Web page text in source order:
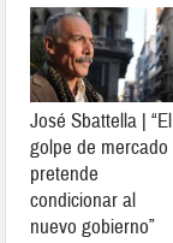
José Sbattella | “El
golpe de mercado
pretende
condicionar al
nuevo gobierno”